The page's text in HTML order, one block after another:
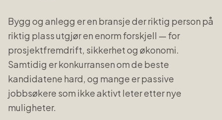
Bygg og anlegg er en bransje der riktig person på
riktig plass utgjør en enorm forskjell — for
prosjektfremdrift, sikkerhet og økonomi.
Samtidig er konkurransen om de beste
kandidatene hard, og mange er passive
jobbsøkere som ikke aktivt leter etter nye
muligheter.